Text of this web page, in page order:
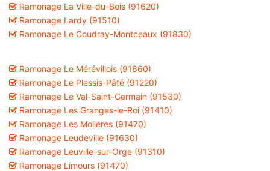
Ramonage La Ville-du-Bois (91620)
Ramonage Lardy (91510)
Ramonage Le Coudray-Montceaux (91830)
Ramonage Le Mérévillois (91660)
Ramonage Le Plessis-Pâté (91220)
Ramonage Le Val-Saint-Germain (91530)
Ramonage Les Granges-le-Roi (91410)
Ramonage Les Molières (91470)
Ramonage Leudeville (91630)
Ramonage Leuville-sur-Orge (91310)
Ramonage Limours (91470)